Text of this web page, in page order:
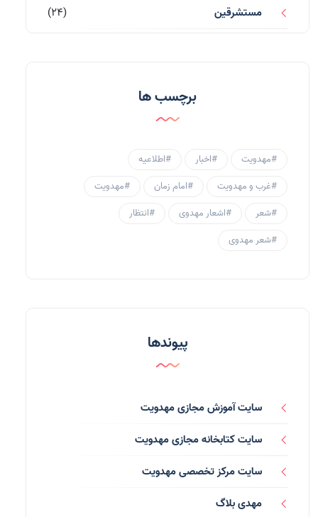
مستشرقین
(24)
زنان و مهدویت
برچسب ها
#مهدویت #اخبار
#اطلاعیه
#غرب و مهدویت
#امام زمان
#مهدویت
#شعر
#اشعار مهدوی
#انتظار
#شعر مهدوی
پیوندها
سایت آموزش مجازی مهدویت
سایت کتابخانه مجازی مهدویت
سایت مرکز تخصصی مهدویت
مهدی بلاگ